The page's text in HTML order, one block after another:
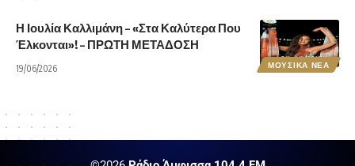
ΜΟΥΣΙΚΑ ΝΕΑ
Η Ιουλία Καλλιμάνη – «Στα Καλύτερα Που
Έλκονται»! – ΠΡΩΤΗ ΜΕΤΑΔΟΣΗ
19/06/2026